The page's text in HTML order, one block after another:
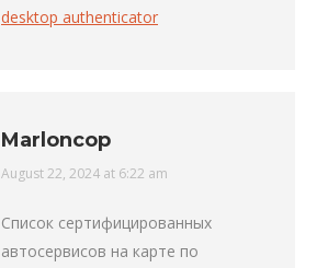
desktop authenticator
Marloncop
says:
August 22, 2024 at 6:22 am
Список сертифицированных
автосервисов на карте по